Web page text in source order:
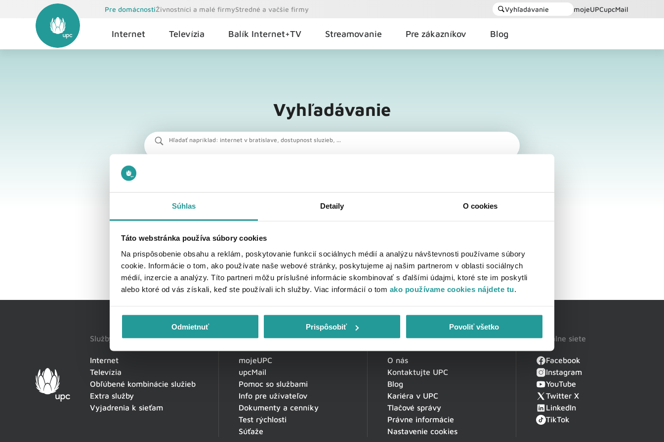
Súhlas Detaily O cookies
Táto webstránka používa súbory cookies
Na prispôsobenie obsahu a reklám, poskytovanie funkcií sociálnych médií a analýzu návštevnosti používame súbory
cookie. Informácie o tom, ako používate naše webové stránky, poskytujeme aj našim partnerom v oblasti sociálnych
médií, inzercie a analýzy. Títo partneri môžu príslušné informácie skombinovať s ďalšími údajmi, ktoré ste im poskytli
alebo ktoré od vás získali, keď ste používali ich služby. Viac informácií o tom ako používame cookies nájdete tu.
Odmietnuť Prispôsobiť Povoliť všetko
Pre domácnostiŽivnostníci a malé firmyStredné a vačšie firmy Vyhľadávanie mojeUPCupcMail
Internet Televízia Balík Internet+TV Streamovanie Pre zákazníkov Blog
Vyhľadávanie
Hľadať napríklad: internet v bratislave, dostupnost sluzieb, ...
Služby
Internet
Televízia
Obľúbené kombinácie služieb
Extra služby
Vyjadrenia k sieťam
Zákaznícka zóna
mojeUPC
upcMail
Pomoc so službami
Info pre užívateľov
Dokumenty a cenníky
Test rýchlosti
Súťaže
O spoločnosti
O nás
Kontaktujte UPC
Blog
Kariéra v UPC
Tlačové správy
Právne informácie
Nastavenie cookies
Sociálne siete
Facebook
Instagram
YouTube
Twitter X
LinkedIn
TikTok